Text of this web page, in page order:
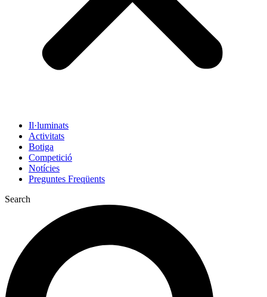
Il·luminats
Activitats
Botiga
Competició
Notícies
Preguntes Freqüents
Search